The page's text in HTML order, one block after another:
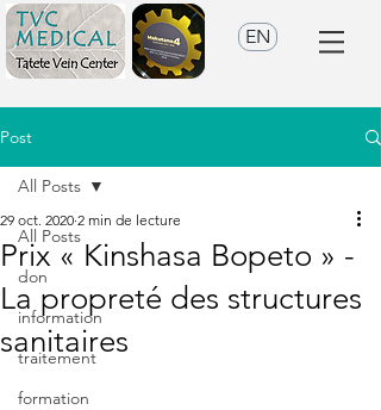
EN
Post
All Posts
don
information
traitement
formation
All Posts
Prix « Kinshasa Bopeto » -
La propreté des structures
sanitaires
29 oct. 2020 2 min de lecture